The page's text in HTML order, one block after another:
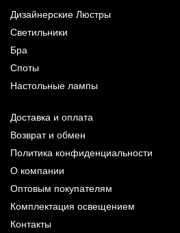
Дизайнерские Люстры
Светильники
Бра
Споты
Настольные лампы
Доставка и оплата
Возврат и обмен
Политика конфиденциальности
О компании
Оптовым покупателям
Комплектация освещением
Контакты